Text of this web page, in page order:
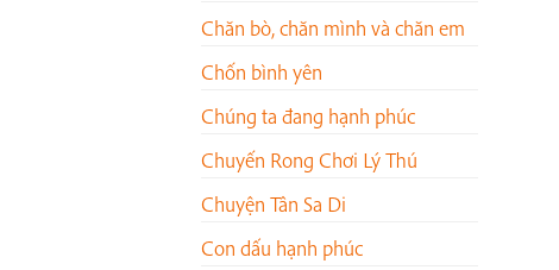
Chăn bò, chăn mình và chăn em
Chốn bình yên
Chúng ta đang hạnh phúc
Chuyến Rong Chơi Lý Thú
Chuyện Tân Sa Di
Con dấu hạnh phúc